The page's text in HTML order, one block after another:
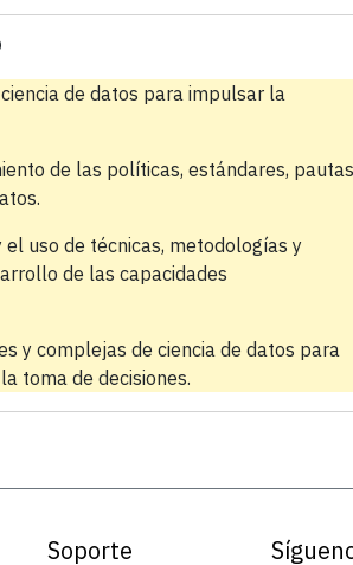
de datos para impulsar la
de las políticas, estándares,
uso de técnicas, metodologías y
de las capacidades
y complejas de ciencia de datos para
toma de decisiones.
Soporte